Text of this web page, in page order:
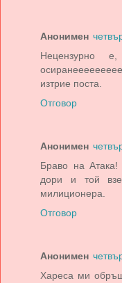
Анонимен
Нецензурно
изтрие поста.
Отговор
Анонимен
Браво на
дори и той
милиционера.
Отговор
Анонимен
Хареса ми